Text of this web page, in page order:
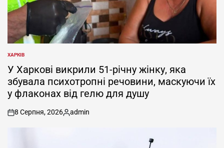
ОПУБЛІКУВАТИ
У
ХАРКІВ
У Харкові викрили 51-річну жінку, яка
збувала психотропні речовини, маскуючи їх
у флаконах від гелю для душу
on
8 Серпня, 2026
Опубліковано
admin